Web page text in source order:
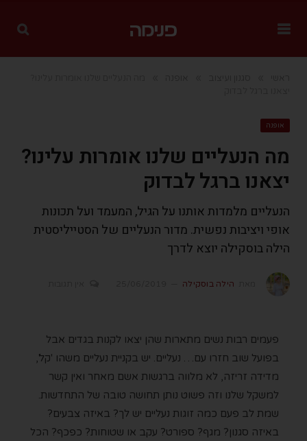
אופנה
מה הנעליים שלנו אומרות עלינו?
יצאנו ברגל לבדוק
הנעליים מלמדות אותנו על הגיל, המעמד ועל תכונות
אופי ויציבות נפשית. מדור הנעליים של הסטייליסטית
הילה בוסקילה יוצא לדרך
הילה בוסקילה
פעמים רבות נשים מתארות שהן יצאו לקנות בגדים אבל
בפועל שוב חזרו עם… נעליים. יש בקניית נעליים משהו 'קל',
מדידה זריזה, לא מלווה ברגשות אשם מאחר ואין קשר
למשקל שלנו וזה פשוט נותן תחושה טובה של התחדשות.
שמת לב פעם כמה זוגות נעליים יש לך? באיזה צבעים?
באיזה סגנון? מגף? ספורט? עקב או שטוחות? כפכף? הכל